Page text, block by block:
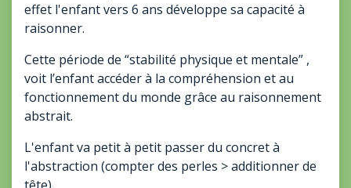
effet l'enfant vers 6 ans développe sa capacité à
raisonner.
Cette période de “stabilité physique et mentale” ,
voit l’enfant accéder à la compréhension et au
fonctionnement du monde grâce au raisonnement
abstrait.
L'enfant va petit à petit passer du concret à
l'abstraction (compter des perles > additionner de